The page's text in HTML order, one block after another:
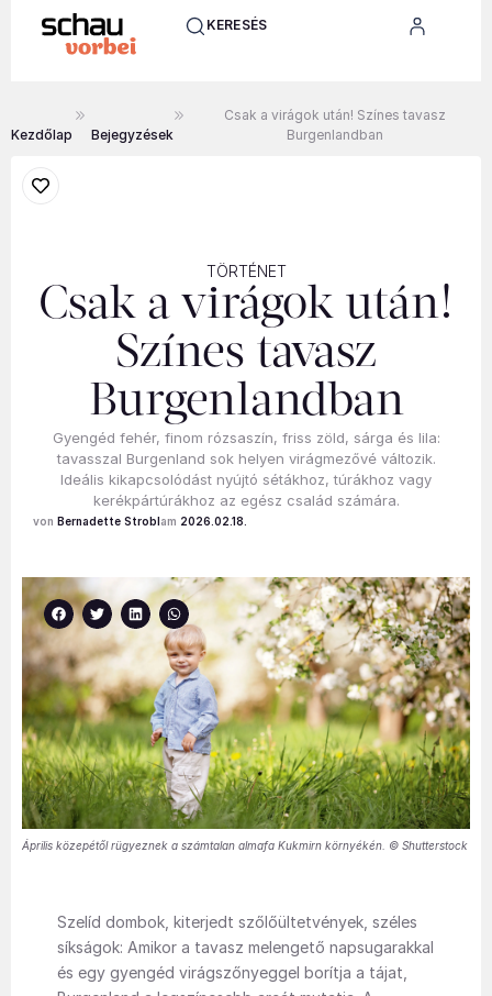
KERESÉS
Kezdőlap Bejegyzések
Csak a virágok után! Színes tavasz
Burgenlandban
TÖRTÉNET
Csak a virágok után!
Színes tavasz
Burgenlandban
Gyengéd fehér, finom rózsaszín, friss zöld, sárga és lila:
tavasszal Burgenland sok helyen virágmezővé változik.
Ideális kikapcsolódást nyújtó sétákhoz, túrákhoz vagy
kerékpártúrákhoz az egész család számára.
Bernadette Strobl 2026.02.18.
Április közepétől rügyeznek a számtalan almafa Kukmirn környékén. © Shutterstock
Szelíd dombok, kiterjedt szőlőültetvények, széles
síkságok: Amikor a tavasz melengető napsugarakkal
és egy gyengéd virágszőnyeggel borítja a tájat,